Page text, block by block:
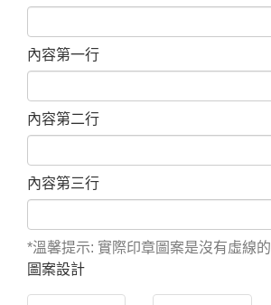
內容第一行
內容第二行
內容第三行
*溫馨提示: 實際印章圖案是沒有虛線的
圖案設計